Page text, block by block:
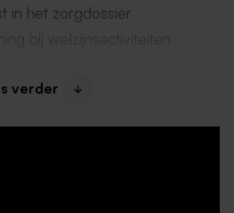
in het zorgdossier
functie bij jou
verder